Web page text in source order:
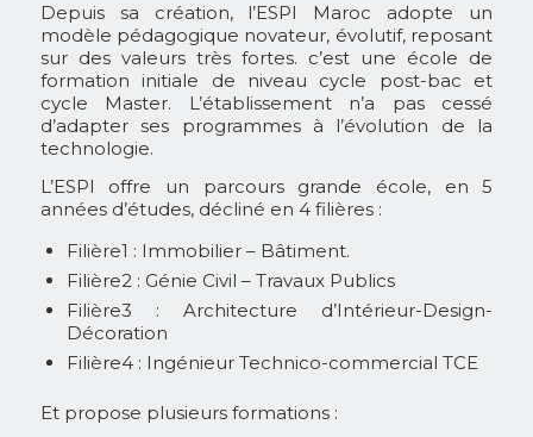
Depuis sa création, l’ESPI Maroc adopte un
modèle pédagogique novateur, évolutif, reposant
sur des valeurs très fortes. c’est une école de
formation initiale de niveau cycle post-bac et
cycle Master. L’établissement n’a pas cessé
d’adapter ses programmes à l’évolution de la
technologie.
L’ESPI offre un parcours grande école, en 5
années d’études, décliné en 4 filières :
Filière1 : Immobilier – Bâtiment.
Filière2 : Génie Civil – Travaux Publics
Filière3 : Architecture d’Intérieur-Design-
Décoration
Filière4 : Ingénieur Technico-commercial TCE
Et propose plusieurs formations :